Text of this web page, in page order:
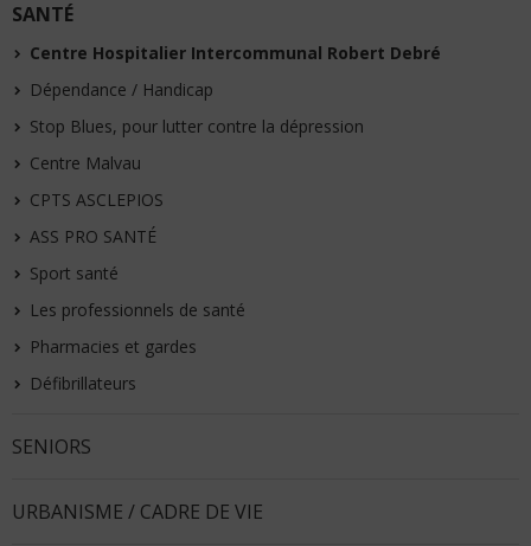
SANTÉ
Centre Hospitalier Intercommunal Robert Debré
Dépendance / Handicap
Stop Blues, pour lutter contre la dépression
Centre Malvau
CPTS ASCLEPIOS
ASS PRO SANTÉ
Sport santé
Les professionnels de santé
Pharmacies et gardes
Défibrillateurs
SENIORS
URBANISME / CADRE DE VIE